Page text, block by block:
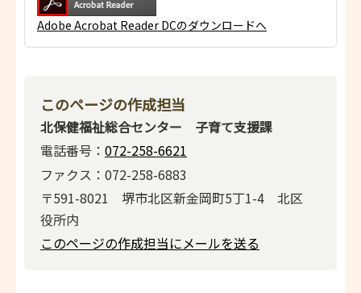
Adobe Acrobat Reader DCのダウンロードへ
このページの作成担当
北保健福祉総合センター 子育て支援課
電話番号： 072-258-6621
ファクス：072-258-6883
〒591-8021 堺市北区新金岡町5丁1-4 北区
役所内
このページの作成担当にメールを送る